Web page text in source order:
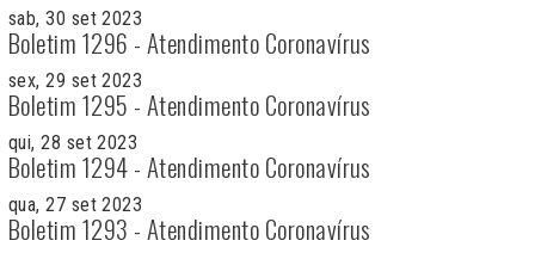
sab, 30 set 2023
Boletim 1296 - Atendimento Coronavírus
sex, 29 set 2023
Boletim 1295 - Atendimento Coronavírus
qui, 28 set 2023
Boletim 1294 - Atendimento Coronavírus
qua, 27 set 2023
Boletim 1293 - Atendimento Coronavírus